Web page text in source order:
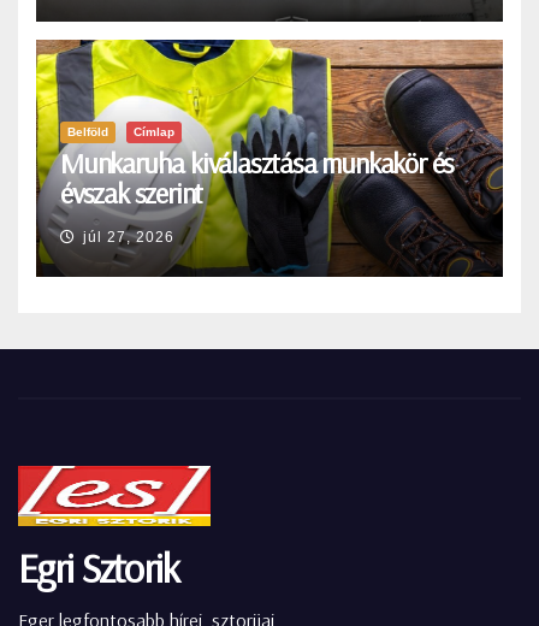
Belföld Címlap
Munkaruha kiválasztása munkakör és
évszak szerint
júl 27, 2026
Egri Sztorik
Eger legfontosabb hírei, sztorijai